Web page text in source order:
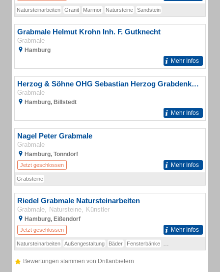
Natursteinarbeiten Granit Marmor Natursteine Sandstein
Grabmale Helmut Krohn Inh. F. Gutknecht
Grabmale
Hamburg
Mehr Infos
Herzog & Söhne OHG Sebastian Herzog Grabdenkmäler
Grabmale
Hamburg, Billstedt
Mehr Infos
Nagel Peter Grabmale
Grabmale
Hamburg, Tonndorf
Jetzt geschlossen Mehr Infos
Grabsteine
Riedel Grabmale Natursteinarbeiten
Grabmale Natursteine Künstler
Hamburg, Eißendorf
Jetzt geschlossen Mehr Infos
Natursteinarbeiten Außengestaltung Bäder Fensterbänke
Bewertungen stammen von Drittanbietern